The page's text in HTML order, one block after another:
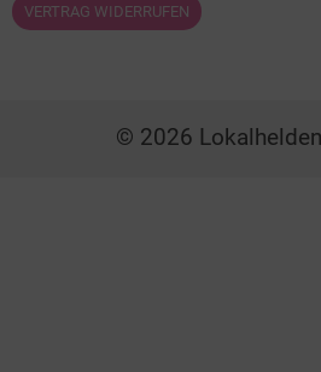
VERTRAG WIDERRUFEN
© 2026